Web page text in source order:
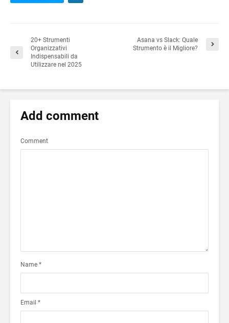
20+ Strumenti
Organizzativi
Indispensabili da
Utilizzare nel 2025
Asana vs Slack: Quale
Strumento è il Migliore?
Add comment
Comment
Name *
Email *